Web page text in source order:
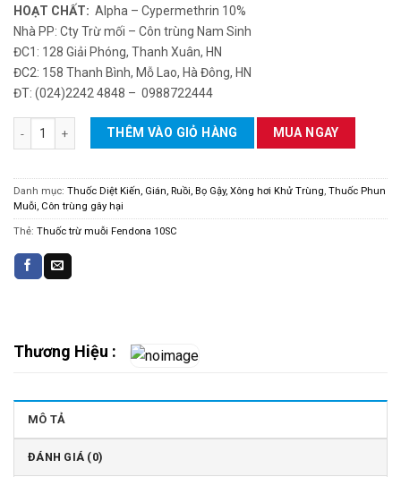
150,000 VND.
là:
100,000 VND.
HOẠT CHẤT: Alpha – Cypermethrin 10%
Nhà PP: Cty Trừ mối – Côn trùng Nam Sinh
ĐC1: 128 Giải Phóng, Thanh Xuân, HN
ĐC2: 158 Thanh Bình, Mỗ Lao, Hà Đông, HN
ĐT: (024)2242 4848 – 0988722444
Thuốc trừ muỗi Fendona 10SC - lọ 50ml số lượng
THÊM VÀO GIỎ HÀNG MUA NGAY
Danh mục: Thuốc Diệt Kiến, Gián, Ruồi, Bọ Gậy, Xông hơi Khử Trùng, Thuốc Phun
Muỗi, Côn trùng gây hại
Thẻ: Thuốc trừ muỗi Fendona 10SC
Thương Hiệu :
MÔ TẢ
ĐÁNH GIÁ (0)